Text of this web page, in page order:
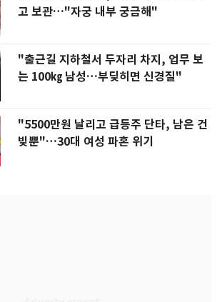
고 보관…"자궁 내부 궁금해"
"출근길 지하철서 두자리 차지, 업무 보
는 100㎏ 남성…부딪히면 신경질"
"5500만원 날리고 급등주 단타, 남은 건
빚뿐"…30대 여성 파혼 위기